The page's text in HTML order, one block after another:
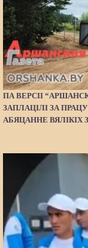
ПА ВЕРСІІ
ЗАПЛАЦІЛІ ЗА
АБЯЦАННЕ ВЯЛІКІХ